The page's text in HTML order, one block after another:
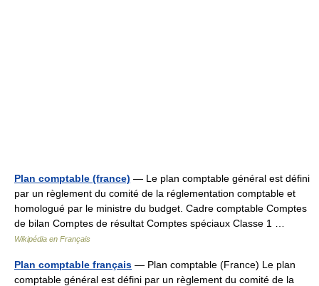
Plan comptable (france) — Le plan comptable général est défini
par un règlement du comité de la réglementation comptable et
homologué par le ministre du budget. Cadre comptable Comptes
de bilan Comptes de résultat Comptes spéciaux Classe 1 …
Wikipédia en Français
Plan comptable français — Plan comptable (France) Le plan
comptable général est défini par un règlement du comité de la